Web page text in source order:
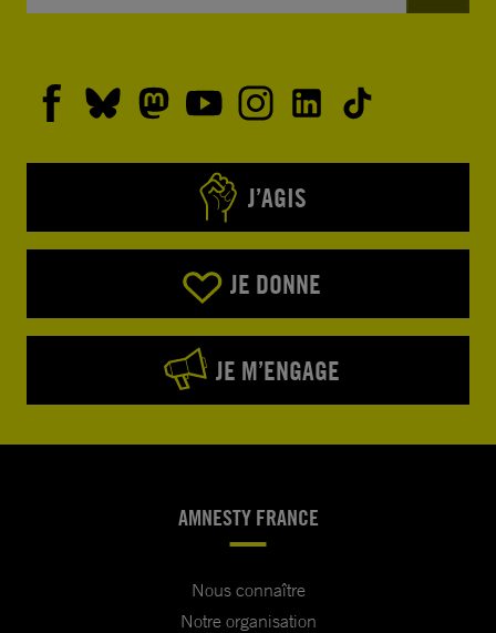
J’AGIS
JE DONNE
JE M’ENGAGE
AMNESTY FRANCE
Nous connaître
Notre organisation